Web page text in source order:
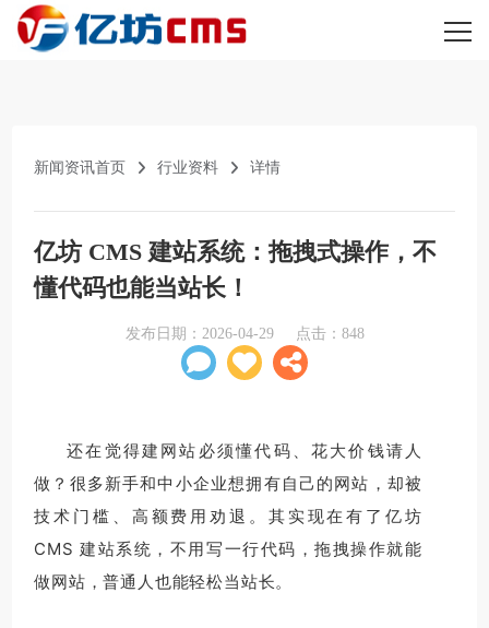
新闻资讯首页 行业资料 详情
亿坊 CMS 建站系统：拖拽式操作，不
懂代码也能当站长！
发布日期： 2026-04-29点击： 848
还在觉得建网站必须懂代码、花大价钱请人
做？很多新手和中小企业想拥有自己的网站，却被
技术门槛、高额费用劝退。其实现在有了亿坊
CMS 建站系统，不用写一行代码，拖拽操作就能
做网站，普通人也能轻松当站长。